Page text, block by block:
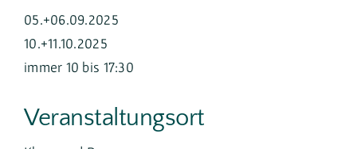
05.+06.09.2025
10.+11.10.2025
immer 10 bis 17:30
Veranstaltungsort